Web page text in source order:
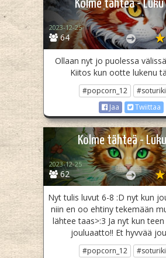
Kolme tähteä -
64
2023-12-25
Ollaan nyt jo puolessa
Kiitos kun ootte lukenu
#popcorn_12
Jaa
Twiittaa
Kolme tähteä -
62
2023-12-25
Nyt tulis luvut 6-8 :D nyt kun
niin en oo ehtiny tekemään
lähtee taas>:3 Ja nyt kun
jouluaatto!! Et hyvvää
#popcorn_12